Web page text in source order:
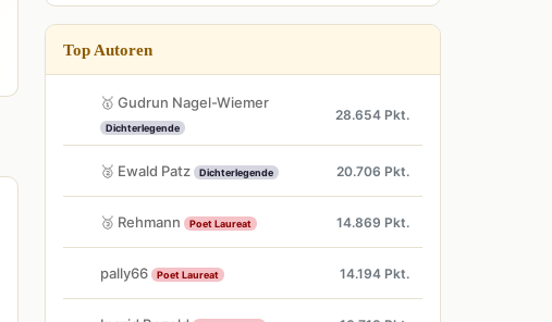
Top Autoren
🥇 Gudrun Nagel-Wiemer
Dichterlegende
28.654 Pkt.
🥈 Ewald Patz Dichterlegende 20.706 Pkt.
🥉 Rehmann Poet Laureat 14.869 Pkt.
pally66 Poet Laureat 14.194 Pkt.